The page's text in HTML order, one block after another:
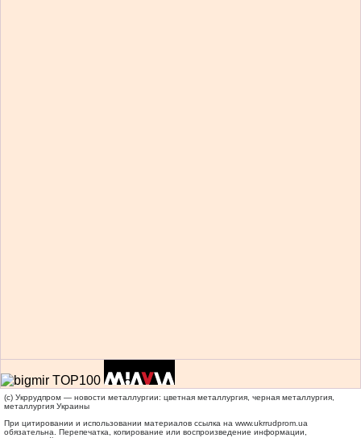
(c) Укррудпром — новости металлургии: цветная металлургия, черная металлургия,
металлургия Украины
При цитировании и использовании материалов ссылка на www.ukrrudprom.ua
обязательна. Перепечатка, копирование или воспроизведение информации,